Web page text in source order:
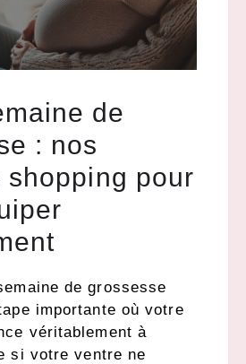
de
: nos
shopping pour
de grossesse
importante où votre
véritablement à
si votre ventre ne